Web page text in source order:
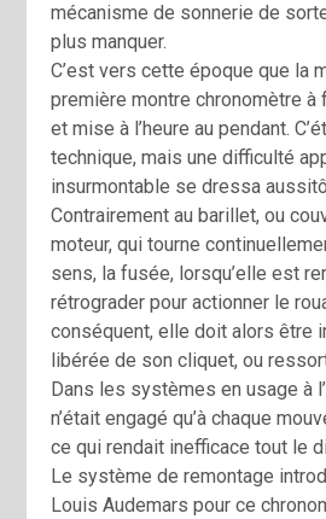
mécanisme de sonnerie de
plus manquer.
C’est vers cette époque que la
première montre chronomètre à
et mise à l’heure au pendant.
technique, mais une difficulté
insurmontable se dressa
Contrairement au barillet, ou
moteur, qui tourne
sens, la fusée, lorsqu’elle est
rétrograder pour actionner le
conséquent, elle doit alors être
libérée de son cliquet, ou
Dans les systèmes en usage à
n’était engagé qu’à chaque
ce qui rendait inefficace tout le
Le système de remontage
Louis Audemars pour ce